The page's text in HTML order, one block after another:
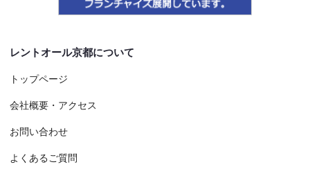
レントオール京都について
トップページ
会社概要・アクセス
お問い合わせ
よくあるご質問